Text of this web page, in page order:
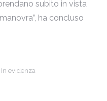
subito in vista
ha concluso
In evidenza